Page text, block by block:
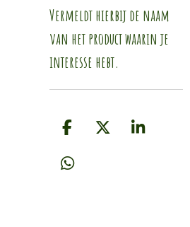
Vermeldt hierbij de naam
van het product waarin je
interesse hebt.
D
l
D
S
D